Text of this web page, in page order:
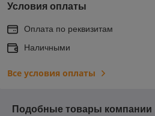
Условия оплаты
Оплата по реквизитам
Наличными
Все условия оплаты
Подобные товары компании